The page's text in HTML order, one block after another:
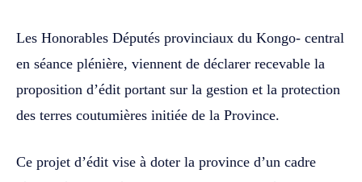
Les Honorables Députés provinciaux du Kongo- central
en séance plénière, viennent de déclarer recevable la
proposition d’édit portant sur la gestion et la protection
des terres coutumières initiée de la Province.
Ce projet d’édit vise à doter la province d’un cadre